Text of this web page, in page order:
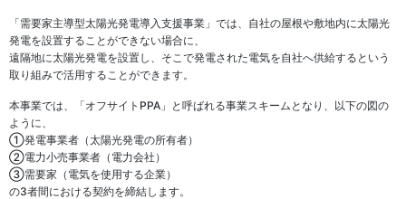
「需要家主導型太陽光発電導入支援事業」では、自社の屋根や敷地内に太陽光
発電を設置することができない場合に、
遠隔地に太陽光発電を設置し、そこで発電された電気を自社へ供給するという
取り組みで活用することができます。
本事業では、「オフサイトPPA」と呼ばれる事業スキームとなり、以下の図の
ように、
①発電事業者（太陽光発電の所有者）
②電力小売事業者（電力会社）
③需要家（電気を使用する企業）
の3者間における契約を締結します。